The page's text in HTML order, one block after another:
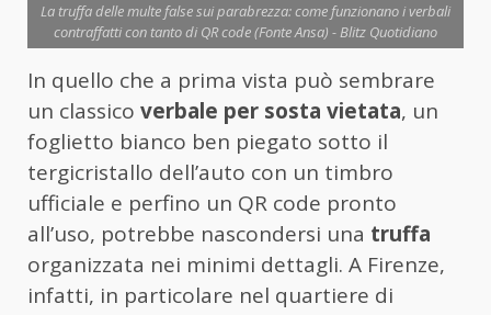
La truffa delle multe false sui parabrezza: come funzionano i verbali
contraffatti con tanto di QR code (Fonte Ansa) - Blitz Quotidiano
In quello che a prima vista può sembrare
un classico verbale per sosta vietata, un
foglietto bianco ben piegato sotto il
tergicristallo dell’auto con un timbro
ufficiale e perfino un QR code pronto
all’uso, potrebbe nascondersi una truffa
organizzata nei minimi dettagli. A Firenze,
infatti, in particolare nel quartiere di